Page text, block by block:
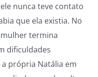
nunca teve contato
que ela existia. No
termina
dificuldades
própria Natália em